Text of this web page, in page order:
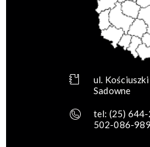
ul.
Sadowne
tel: (25)
502-086-989